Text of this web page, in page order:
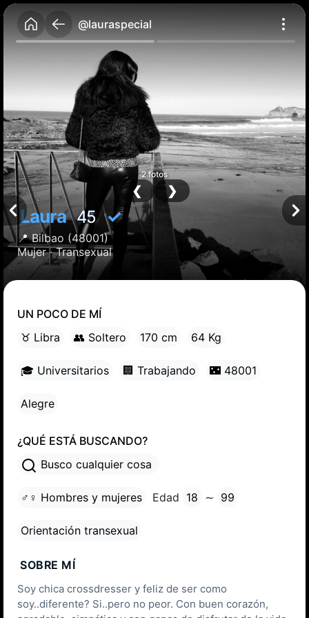
@lauraspecial
Laura45✓
📍Bilbao (48001)
Mujer ·Transexual
2 fotos
❮ ❯
UN POCO DE MÍ
♉ Libra
👥 Soltero 170 cm 64 Kg
🎓 Universitarios 🏢 Trabajando 🌃 48001
Alegre
¿QUÉ ESTÁ BUSCANDO?
Busco cualquier cosa
♂♀ Hombres y mujeres Edad 18 ∼ 99
Orientación transexual
SOBRE MÍ
Soy chica crossdresser y feliz de ser como
soy..diferente? Si..pero no peor. Con buen corazón,